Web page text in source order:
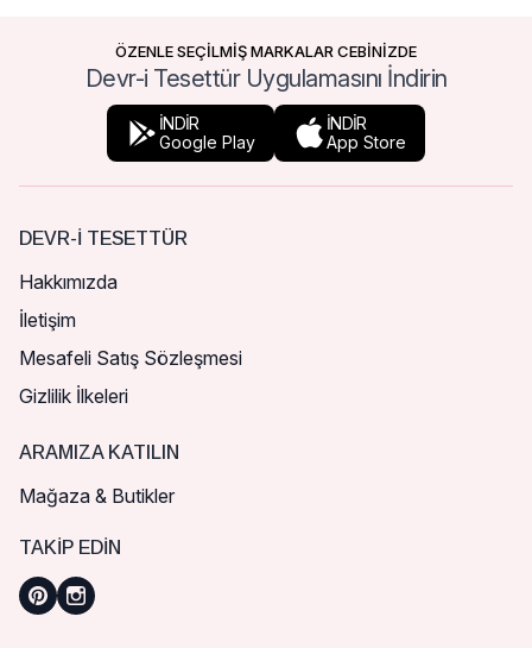
ÖZENLE SEÇİLMİŞ MARKALAR CEBİNİZDE
Devr-i Tesettür Uygulamasını İndirin
İNDİR
Google Play
İNDİR
App Store
DEVR-I TESETTÜR
Hakkımızda
İletişim
Mesafeli Satış Sözleşmesi
Gizlilik İlkeleri
ARAMIZA KATILIN
Mağaza & Butikler
TAKIP EDIN